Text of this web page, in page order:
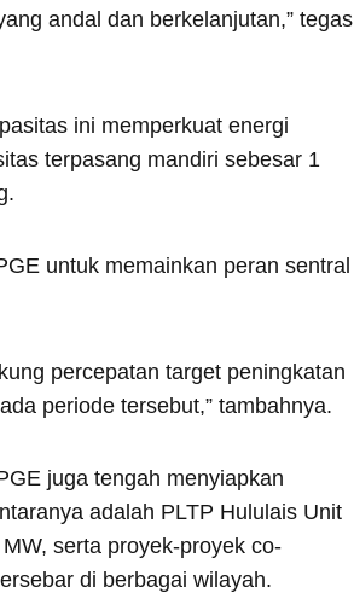
andal dan berkelanjutan,” tegas
ini memperkuat energi
terpasang mandiri sebesar 1
untuk memainkan peran sentral
percepatan target peningkatan
periode tersebut,” tambahnya.
juga tengah menyiapkan
adalah PLTP Hululais Unit
serta proyek-proyek co-
di berbagai wilayah.